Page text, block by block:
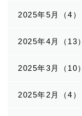
2025年5月（4）
2025年4月（13）
2025年3月（10）
2025年2月（4）